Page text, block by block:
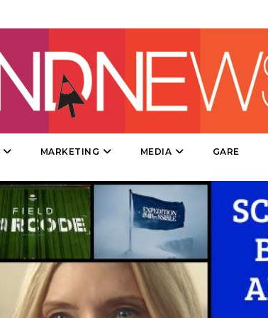
CSR
STRATEGIE
CINEMA
DIGITALE
EDITORIA
ESTERNA
RADIO / AUDIO
MARKETING MEDIA GARE